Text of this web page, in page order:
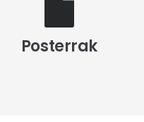
Posterrak